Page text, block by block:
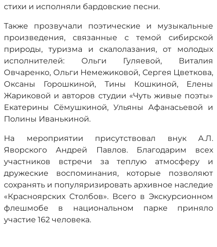
стихи и исполняли бардовские песни.
Также прозвучали поэтические и музыкальные
произведения, связанные с темой сибирской
природы, туризма и скалолазания, от молодых
исполнителей: Ольги Гуляевой, Виталия
Овчаренко, Ольги Немежиковой, Сергея Цветкова,
Оксаны Горошкиной, Тины Кошкиной, Елены
Жариковой и авторов студии «Чуть живые поэты»
Екатерины Сёмушкиной, Ульяны Афанасьевой и
Полины Иванькиной.
На мероприятии присутствовал внук А.Л.
Яворского Андрей Павлов. Благодарим всех
участников встречи за теплую атмосферу и
дружеские воспоминания, которые позволяют
сохранять и популяризировать архивное наследие
«Красноярских Столбов». Всего в Экскурсионном
флешмобе в национальном парке приняло
участие 162 человека.